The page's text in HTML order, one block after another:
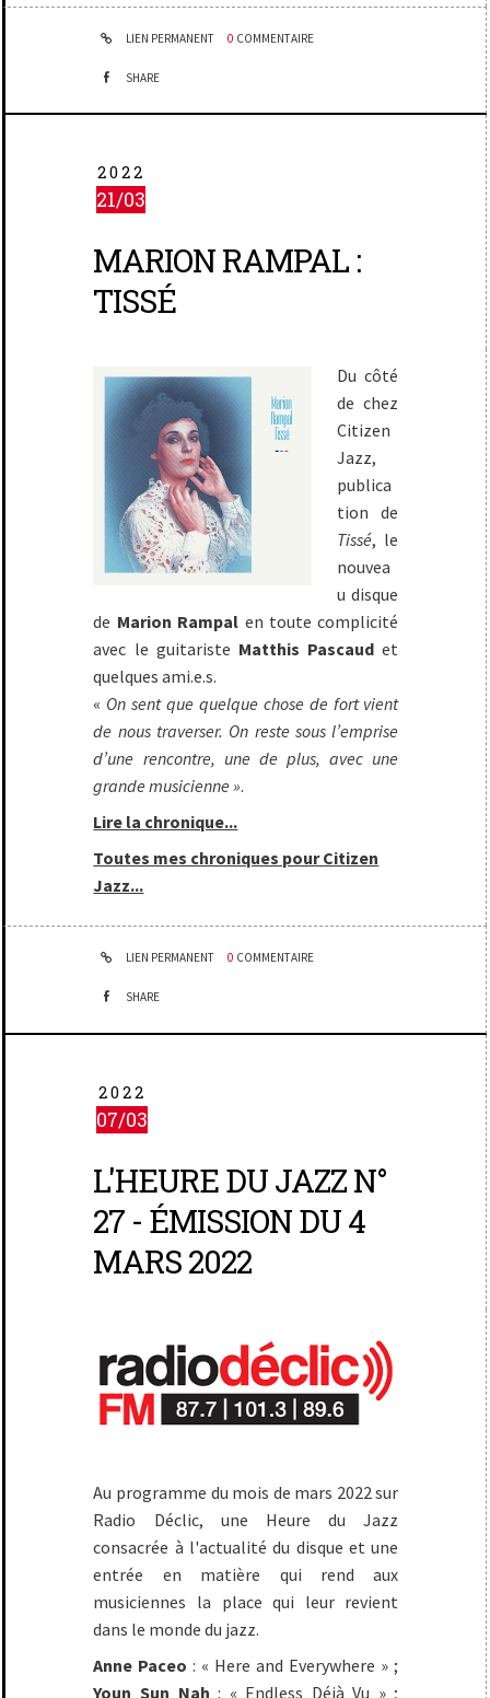
LIEN PERMANENT 0 COMMENTAIRE
SHARE
2022
21/03
MARION RAMPAL :
TISSÉ
Du côté
de chez
Citizen
Jazz,
publica
tion de
Tissé, le
nouvea
u disque
de Marion Rampal en toute complicité
avec le guitariste Matthis Pascaud et
quelques ami.e.s.
« On sent que quelque chose de fort vient
de nous traverser. On reste sous l’emprise
d’une rencontre, une de plus, avec une
grande musicienne ».
Lire la chronique...
Toutes mes chroniques pour Citizen
Jazz...
LIEN PERMANENT 0 COMMENTAIRE
SHARE
2022
07/03
L'HEURE DU JAZZ N°
27 - ÉMISSION DU 4
MARS 2022
Au programme du mois de mars 2022 sur
Radio Déclic, une Heure du Jazz
consacrée à l'actualité du disque et une
entrée en matière qui rend aux
musiciennes la place qui leur revient
dans le monde du jazz.
Anne Paceo : « Here and Everywhere » ;
Youn Sun Nah : « Endless Déjà Vu » ;